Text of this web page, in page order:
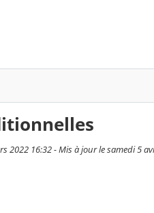
2022 16:32 - Mis à jour le samedi 5